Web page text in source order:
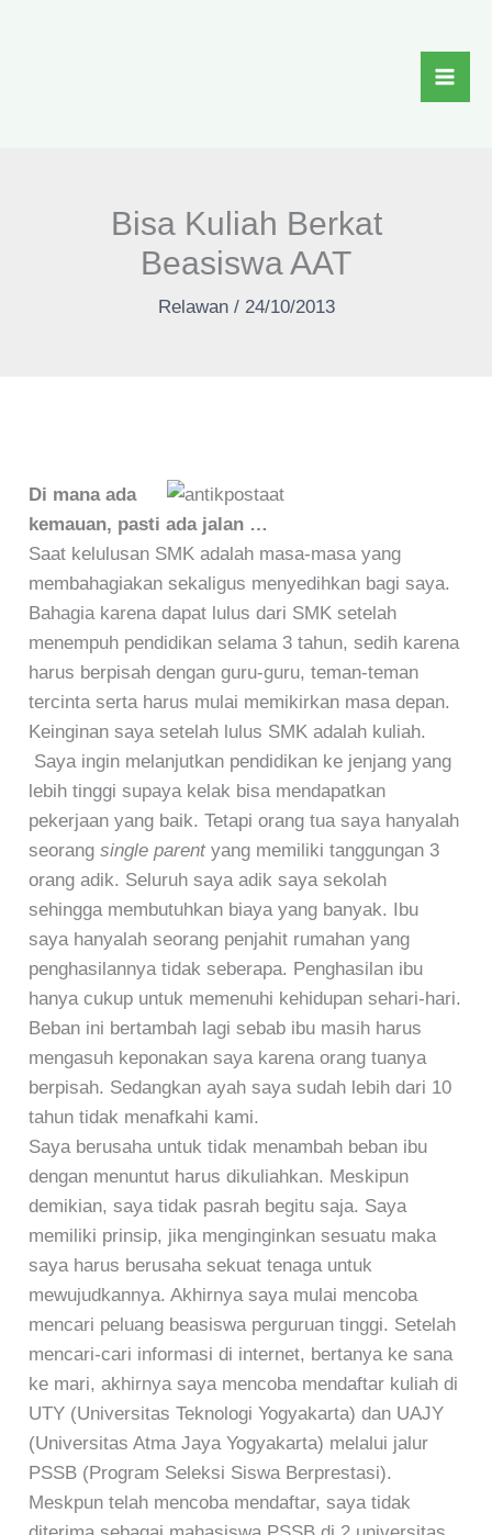
Bisa Kuliah Berkat
Beasiswa AAT
Relawan/ 24/10/2013
Di mana ada
kemauan, pasti ada jalan …
Saat kelulusan SMK adalah masa-masa yang
membahagiakan sekaligus menyedihkan bagi saya.
Bahagia karena dapat lulus dari SMK setelah
menempuh pendidikan selama 3 tahun, sedih karena
harus berpisah dengan guru-guru, teman-teman
tercinta serta harus mulai memikirkan masa depan.
Keinginan saya setelah lulus SMK adalah kuliah.
Saya ingin melanjutkan pendidikan ke jenjang yang
lebih tinggi supaya kelak bisa mendapatkan
pekerjaan yang baik. Tetapi orang tua saya hanyalah
seorangsingle parentyang memiliki tanggungan 3
orang adik. Seluruh saya adik saya sekolah
sehingga membutuhkan biaya yang banyak. Ibu
saya hanyalah seorang penjahit rumahan yang
penghasilannya tidak seberapa. Penghasilan ibu
hanya cukup untuk memenuhi kehidupan sehari-hari.
Beban ini bertambah lagi sebab ibu masih harus
mengasuh keponakan saya karena orang tuanya
berpisah. Sedangkan ayah saya sudah lebih dari 10
tahun tidak menafkahi kami.
Saya berusaha untuk tidak menambah beban ibu
dengan menuntut harus dikuliahkan. Meskipun
demikian, saya tidak pasrah begitu saja. Saya
memiliki prinsip, jika menginginkan sesuatu maka
saya harus berusaha sekuat tenaga untuk
mewujudkannya. Akhirnya saya mulai mencoba
mencari peluang beasiswa perguruan tinggi. Setelah
mencari-cari informasi di internet, bertanya ke sana
ke mari, akhirnya saya mencoba mendaftar kuliah di
UTY (Universitas Teknologi Yogyakarta) dan UAJY
(Universitas Atma Jaya Yogyakarta) melalui jalur
PSSB (Program Seleksi Siswa Berprestasi).
Meskpun telah mencoba mendaftar, saya tidak